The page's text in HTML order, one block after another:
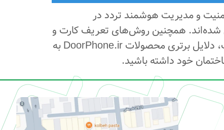
و مدیریت هوشمند تردد در
شده‌اند. همچنین روش‌های تعریف کارت و
تگ، قابلیت کنترل از طریق موبایل و تفاوت آن‌ها با سیستم‌های ریموتی شرح داده شده است. در نهایت، دلایل برتری محصولات DoorPhone.ir به
خود داشته باشید.